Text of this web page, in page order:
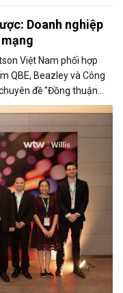
Doanh nghiệp
Việt Nam phối hợp
QBE, Beazley và Công
đề "Đồng thuận
ro an ninh mạng".